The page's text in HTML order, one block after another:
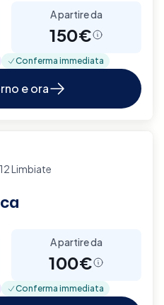
A partire da
150€
Conferma immediata
e ora
Limbiate
A partire da
100€
Conferma immediata